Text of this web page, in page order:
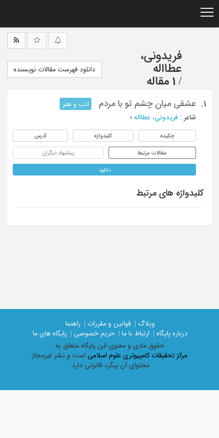
فریدونی،
عطااله
/ 1 مقاله
دانلود فهرست مقالات نویسنده
1. عشقی میان چشم تو با مردم
ادب و هنر
شاعر : فریدونی، عطااله ؛
چکیده کلیدواژه آدرس
مقالات مرتبط پیشنهاد دیگران
دانلود
کلیدواژه های مرتبط
وبلاگ | قوانین و مقررات |
راهنما
درباره پایگاه |
ارتباط با ما | حریم خصوصی |
پایگاه های ما
حقوق مادی و معنوی اين پايگاه متعلق به
مرکز تحقیقات کامپیوتری علوم اسلامی است و نشر غیرمجاز
محتوای آن پیگرد قانونی دارد.